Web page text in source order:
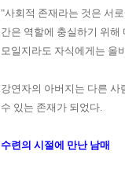
"사회적 존재라는 것은 서
간은 역할에 충실하기 위해
모일지라도 자식에게는 올
강연자의 아버지는 다른 사
수 있는 존재가 되었다.
수련의 시절에 만난 남매